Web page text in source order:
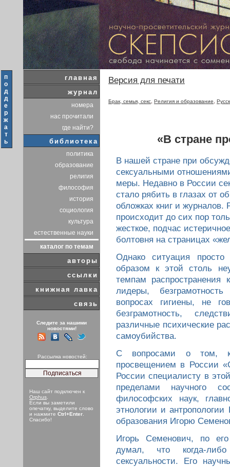
п
о
д
д
е
р
ж
а
т
ь
главная
журнал
номера
нас прочитали
где найти?
библиотека
политика
образование
религия
философия
история
социология
культура
естественные науки
каталог по темам
авторы
ссылки
книжная лавка
связь
Следите за нашими
новостями!
Рассылка новостей:
Наш сайт подключен к
Orphus
Если вы заметили
опечатку, выделите слово
и нажмите Ctrl+Enter
Спасибо!
Версия для печати
Брак, семья, секс Религия и образование
«В стране
В нашей стране при
сексуальными
меры. Недавно в России
стало рябить в глазах от
обложках книг и журналов.
происходит до сих пор
жесткое, подчас
болтовня на страницах
Однако ситуация
образом к этой столь
темпам
лидеры,
вопросах гигиены, не
безграмотность,
различные психические
самоубийства.
С вопросами о том,
просвещением в России
России специалисту в
пределами научного
философских наук,
этнологии и
образования Игорю
Игорь Семенович, по
думал, что когда-
сексуальности. Его